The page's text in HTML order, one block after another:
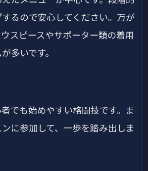
るので安心してください。万が
スピースやサポーター類の着用
多いです。
でも始めやすい格闘技です。ま
に参加して、一歩を踏み出しま